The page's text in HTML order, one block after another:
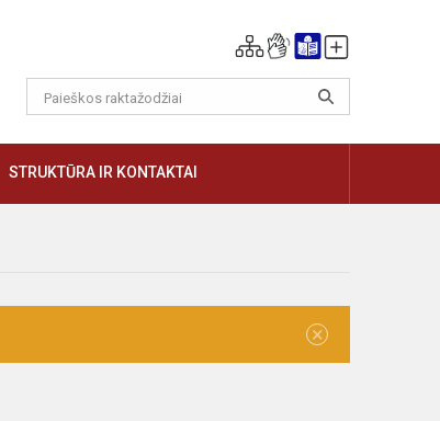
STRUKTŪRA IR KONTAKTAI
×